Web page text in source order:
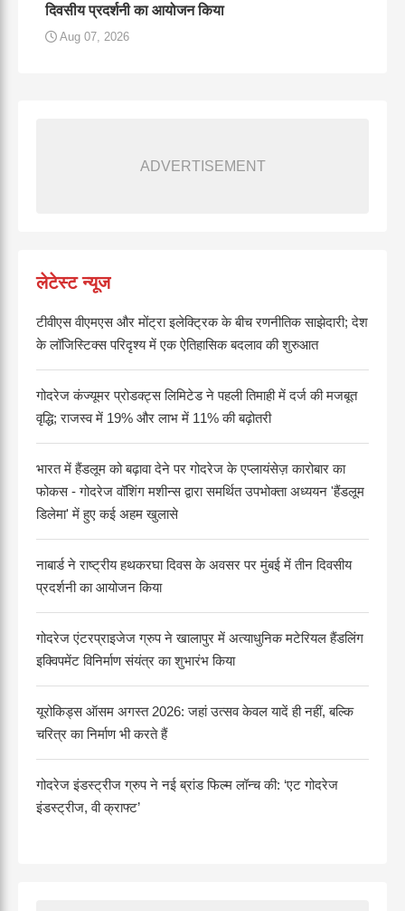
दिवसीय प्रदर्शनी का आयोजन किया
Aug 07, 2026
ADVERTISEMENT
लेटेस्ट न्यूज
टीवीएस वीएमएस और मोंट्रा इलेक्ट्रिक के बीच रणनीतिक साझेदारी; देश
के लॉजिस्टिक्स परिदृश्य में एक ऐतिहासिक बदलाव की शुरुआत
गोदरेज कंज्यूमर प्रोडक्ट्स लिमिटेड ने पहली तिमाही में दर्ज की मजबूत
वृद्धि; राजस्व में 19% और लाभ में 11% की बढ़ोतरी
भारत में हैंडलूम को बढ़ावा देने पर गोदरेज के एप्लायंसेज़ कारोबार का
फोकस - गोदरेज वॉशिंग मशीन्स द्वारा समर्थित उपभोक्ता अध्ययन 'हैंडलूम
डिलेमा' में हुए कई अहम खुलासे
नाबार्ड ने राष्ट्रीय हथकरघा दिवस के अवसर पर मुंबई में तीन दिवसीय
प्रदर्शनी का आयोजन किया
गोदरेज एंटरप्राइजेज ग्रुप ने खालापुर में अत्याधुनिक मटेरियल हैंडलिंग
इक्विपमेंट विनिर्माण संयंत्र का शुभारंभ किया
यूरोकिड्स ऑसम अगस्त 2026: जहां उत्सव केवल यादें ही नहीं, बल्कि
चरित्र का निर्माण भी करते हैं
गोदरेज इंडस्ट्रीज ग्रुप ने नई ब्रांड फिल्म लॉन्च की: ‘एट गोदरेज
इंडस्ट्रीज, वी क्राफ्ट’